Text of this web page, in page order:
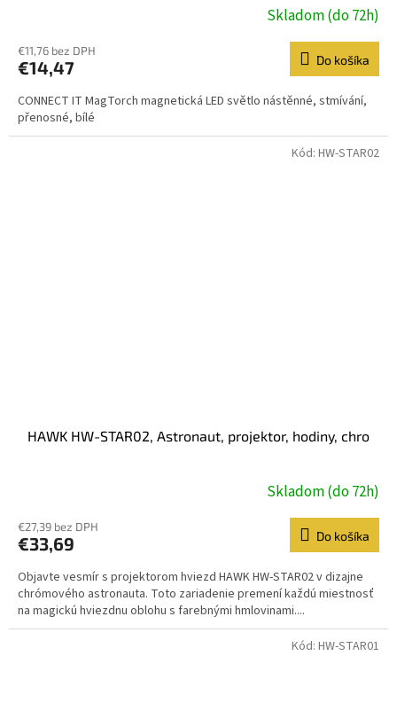
Skladom (do 72h)
€11,76 bez DPH
€14,47 Do košíka
CONNECT IT MagTorch magnetická LED světlo nástěnné, stmívání,
přenosné, bílé
HAWK HW-STAR02, Astronaut, projektor, hodiny, chro
Skladom (do 72h)
€27,39 bez DPH
€33,69 Do košíka
Objavte vesmír s projektorom hviezd HAWK HW-STAR02 v dizajne
chrómového astronauta. Toto zariadenie premení každú miestnosť
na magickú hviezdnu oblohu s farebnými hmlovinami....
Kód: HW-STAR02
Kód: HW-STAR01